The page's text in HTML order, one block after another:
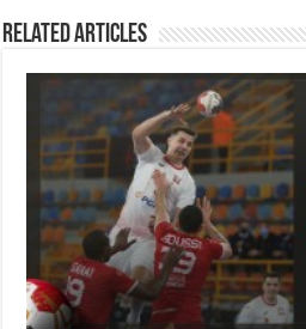
Related Articles